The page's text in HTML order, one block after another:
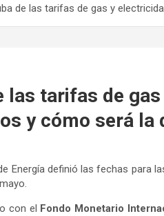
de las tarifas de gas y
las tarifas de
y cómo será la
Energía definió las fechas para
con el Fondo Monetario